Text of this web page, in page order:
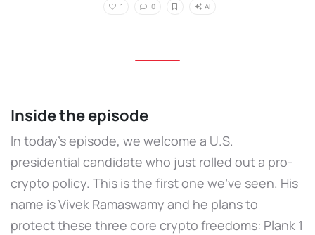
1 0 AI
Inside the episode
In today’s episode, we welcome a U.S.
presidential candidate who just rolled out a pro-
crypto policy. This is the first one we’ve seen. His
name is Vivek Ramaswamy and he plans to
protect these three core crypto freedoms: Plank 1